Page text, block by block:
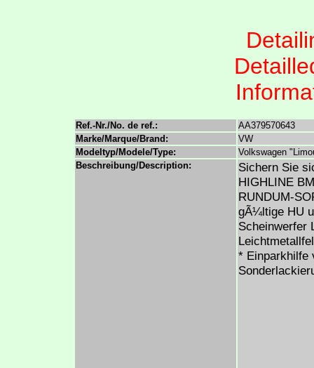
Ref.-Nr./No. de ref.:
AA379570643
Marke/Marque/Brand:
VW
Modeltyp/Modele/Type:
Volkswagen
Beschreibung/Description:
Sichern Sie
HIGHLINE
RUNDUM-
gÃ¼ltige HU
Scheinwerfer
* Einparkhilfe